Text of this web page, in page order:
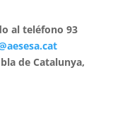
al teléfono 93
de Catalunya,